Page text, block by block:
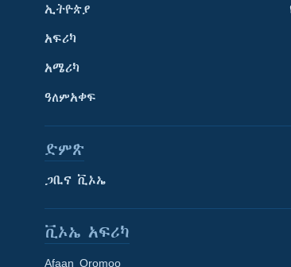
ኢትዮጵያ
አፍሪካ
አሜሪካ
ዓለምአቀፍ
ድምጽ
ጋቢና ቪኦኤ
ቪኦኤ አፍሪካ
Afaan Oromoo